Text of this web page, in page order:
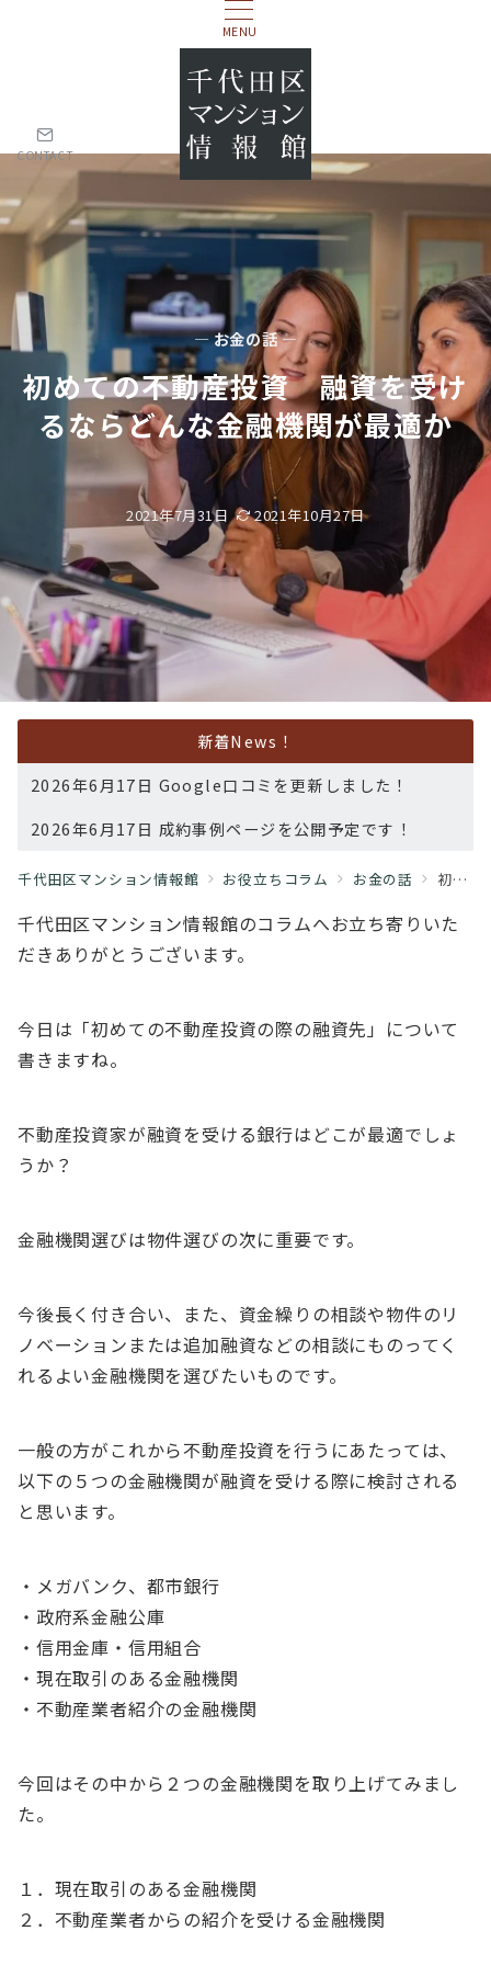
MENU
CONTACT
— お金の話 —
初めての不動産投資 融資を受け
るならどんな金融機関が最適か
2021年7月31日 2021年10月27日
新着News！
2026年6月17日 Google口コミを更新しました！
2026年6月17日 成約事例ページを公開予定です！
千代田区マンション情報館 お役立ちコラム お金の話 初めての不動産投資 融資を受けるならどんな金融機関が最適か
千代田区マンション情報館のコラムへお立ち寄りいた
だきありがとうございます。
今日は「初めての不動産投資の際の融資先」について
書きますね。
不動産投資家が融資を受ける銀行はどこが最適でしょ
うか？
金融機関選びは物件選びの次に重要です。
今後長く付き合い、また、資金繰りの相談や物件のリ
ノベーションまたは追加融資などの相談にものってく
れるよい金融機関を選びたいものです。
一般の方がこれから不動産投資を行うにあたっては、
以下の５つの金融機関が融資を受ける際に検討される
と思います。
・メガバンク、都市銀行
・政府系金融公庫
・信用金庫・信用組合
・現在取引のある金融機関
・不動産業者紹介の金融機関
今回はその中から２つの金融機関を取り上げてみまし
た。
１．現在取引のある金融機関
２．不動産業者からの紹介を受ける金融機関